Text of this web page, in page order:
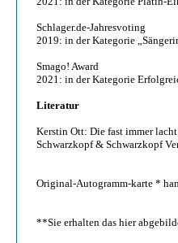
Schlager.de-Jahresvoting
2019: in der Kategorie
Smago! Award
2021: in der Kategorie
Literatur
Kerstin Ott: Die fast immer
Schwarzkopf & Schwarzkopf
Original-Autogramm-karte *
**Sie erhalten das hier